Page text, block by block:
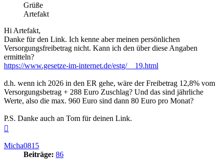
Grüße
Artefakt
Hi Artefakt,
Danke für den Link. Ich kenne aber meinen persönlichen
Versorgungsfreibetrag nicht. Kann ich den über diese Angaben
ermitteln?
https://www.gesetze-im-internet.de/estg/__19.html
d.h. wenn ich 2026 in den ER gehe, wäre der Freibetrag 12,8% vom
Versorgungsbetrag + 288 Euro Zuschlag? Und das sind jährliche
Werte, also die max. 960 Euro sind dann 80 Euro pro Monat?
P.S. Danke auch an Tom für deinen Link.
Micha0815
Beiträge: 86